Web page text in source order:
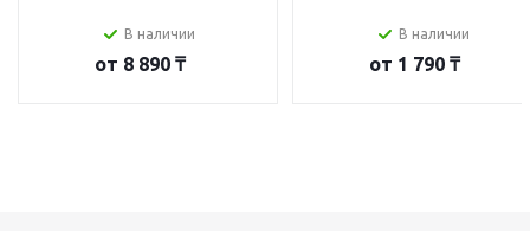
В наличии
от 8 890 ₸
В наличии
от 1 790 ₸